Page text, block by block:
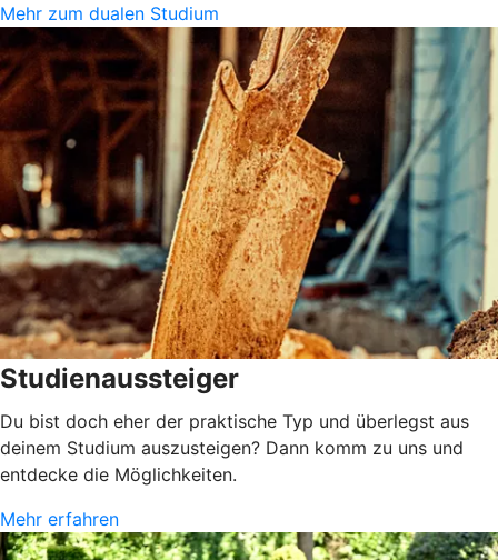
Mehr zum dualen Studium
Studienaussteiger
Du bist doch eher der praktische Typ und überlegst aus
deinem Studium auszusteigen? Dann komm zu uns und
entdecke die Möglichkeiten.
Mehr erfahren